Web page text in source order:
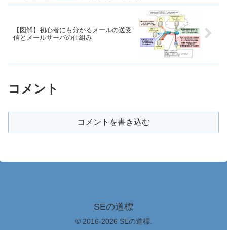
【図解】初心者にも分かるメールの送受
信とメールサーバの仕組み
コメント
コメントを書き込む
SEの道標
© 2016-2026 SEの道標.